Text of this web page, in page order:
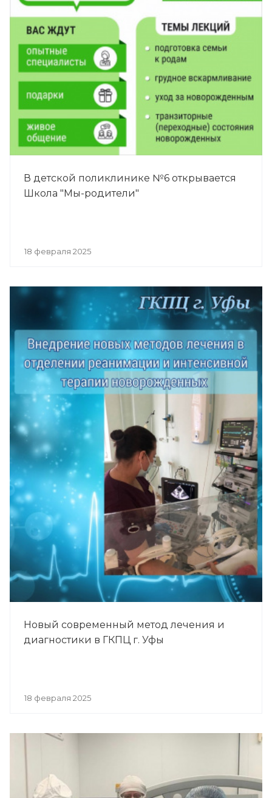
В детской поликлинике №6 открывается
Школа "Мы-родители"
18 февраля 2025
Новый современный метод лечения и
диагностики в ГКПЦ г. Уфы
18 февраля 2025